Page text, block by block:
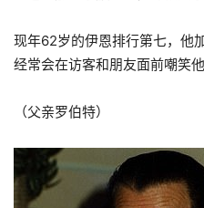
现年62岁的伊恩排行第七，他
经常会在访客和朋友面前嘲笑
（父亲罗伯特）